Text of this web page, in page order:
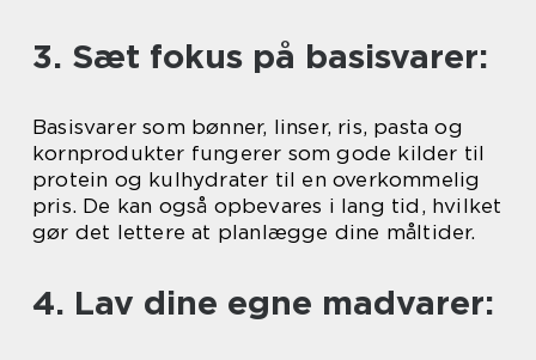
3. Sæt fokus på basisvarer:
Basisvarer som bønner, linser, ris, pasta og
kornprodukter fungerer som gode kilder til
protein og kulhydrater til en overkommelig
pris. De kan også opbevares i lang tid, hvilket
gør det lettere at planlægge dine måltider.
4. Lav dine egne madvarer: